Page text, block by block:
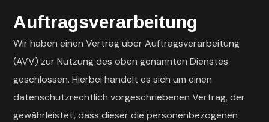
Auftragsverarbeitung
Wir haben einen Vertrag über Auftragsverarbeitung
(AVV) zur Nutzung des oben genannten Dienstes
geschlossen. Hierbei handelt es sich um einen
datenschutzrechtlich vorgeschriebenen Vertrag, der
gewährleistet, dass dieser die personenbezogenen